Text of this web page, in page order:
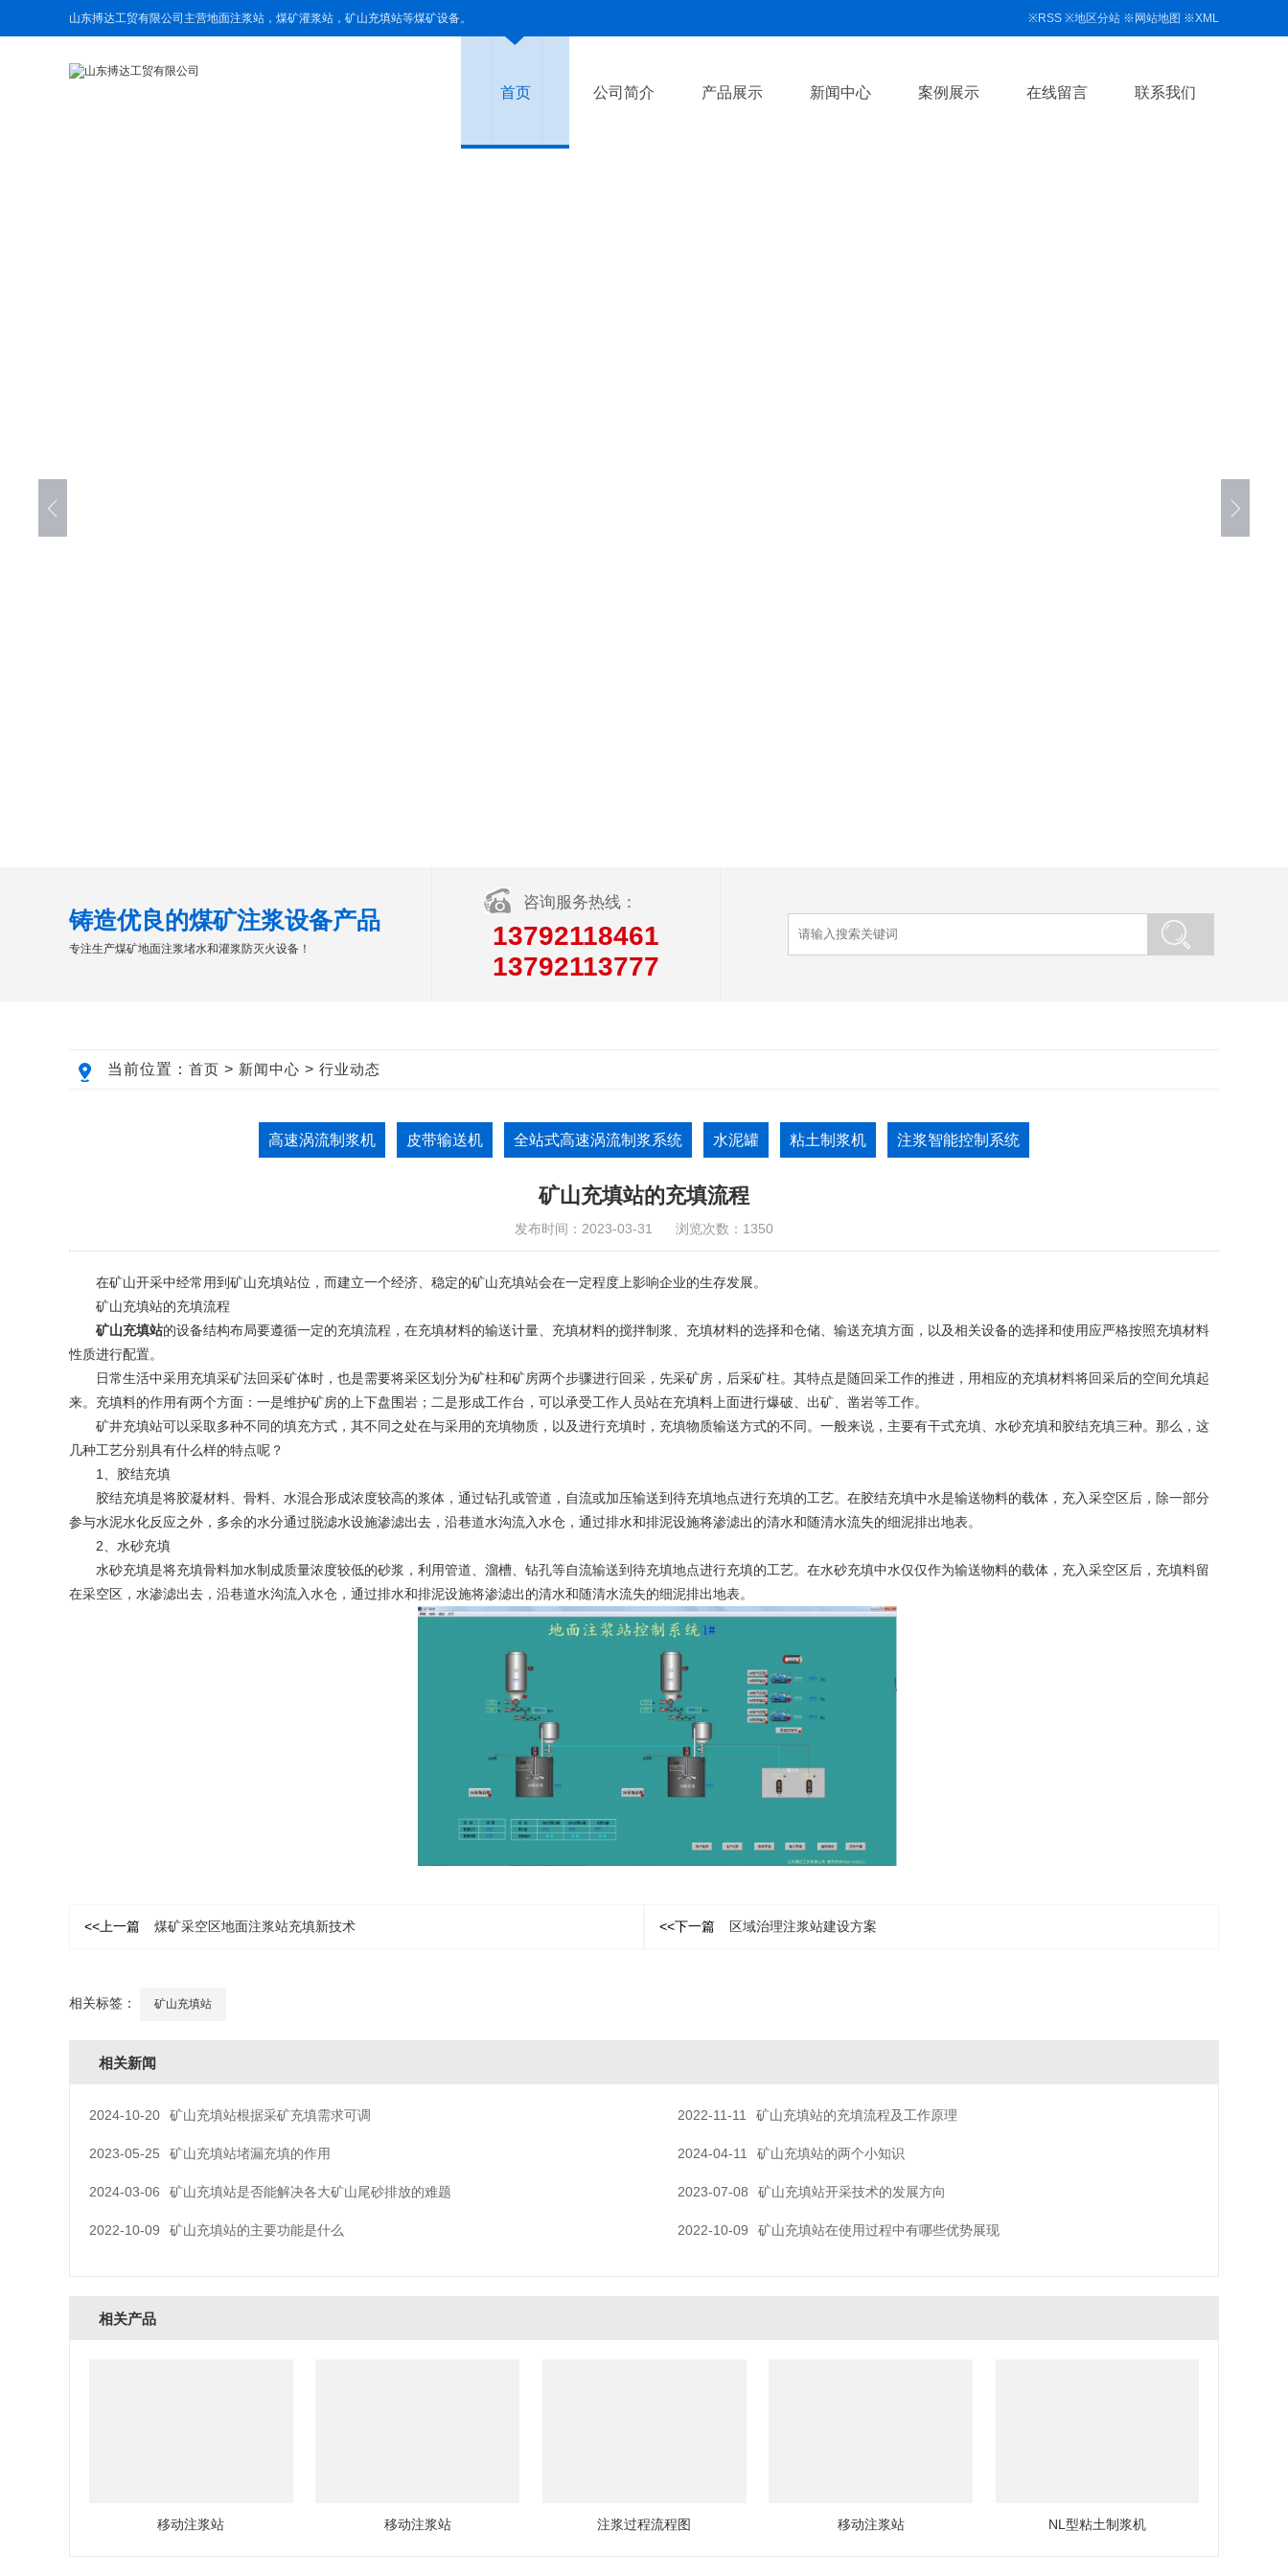
山东搏达工贸有限公司主营地面注浆站，煤矿灌浆站，矿山充填站等煤矿设备。 ※RSS ※地区分站 ※ 网站地图 ※XML
首页 公司简介 产品展示 新闻中心 案例展示 在线留言 联系我们
铸造优良的煤矿注浆设备产品
专注生产煤矿地面注浆堵水和灌浆防灭火设备！
咨询服务热线：
13792118461
13792113777
当前位置： 首页 > 新闻中心 > 行业动态
高速涡流制浆机 皮带输送机 全站式高速涡流制浆系统 水泥罐 粘土制浆机 注浆智能控制系统
矿山充填站的充填流程
发布时间：2023-03-31 浏览次数：1350
在矿山开采中经常用到矿山充填站位，而建立一个经济、稳定的矿山充填站会在一定程度上影响企业的生存发展。
矿山充填站的充填流程
矿山充填站的设备结构布局要遵循一定的充填流程，在充填材料的输送计量、充填材料的搅拌制浆、充填材料的选择和仓储、输送充填方面，以及相关设备的选择和使用应严格按照充填材料
性质进行配置。
日常生活中采用充填采矿法回采矿体时，也是需要将采区划分为矿柱和矿房两个步骤进行回采，先采矿房，后采矿柱。其特点是随回采工作的推进，用相应的充填材料将回采后的空间允填起
来。充填料的作用有两个方面：一是维护矿房的上下盘围岩；二是形成工作台，可以承受工作人员站在充填料上面进行爆破、出矿、凿岩等工作。
矿井充填站可以采取多种不同的填充方式，其不同之处在与采用的充填物质，以及进行充填时，充填物质输送方式的不同。一般来说，主要有干式充填、水砂充填和胶结充填三种。那么，这
几种工艺分别具有什么样的特点呢？
1、胶结充填
胶结充填是将胶凝材料、骨料、水混合形成浓度较高的浆体，通过钻孔或管道，自流或加压输送到待充填地点进行充填的工艺。在胶结充填中水是输送物料的载体，充入采空区后，除一部分
参与水泥水化反应之外，多余的水分通过脱滤水设施渗滤出去，沿巷道水沟流入水仓，通过排水和排泥设施将渗滤出的清水和随清水流失的细泥排出地表。
2、水砂充填
水砂充填是将充填骨料加水制成质量浓度较低的砂浆，利用管道、溜槽、钻孔等自流输送到待充填地点进行充填的工艺。在水砂充填中水仅仅作为输送物料的载体，充入采空区后，充填料留
在采空区，水渗滤出去，沿巷道水沟流入水仓，通过排水和排泥设施将渗滤出的清水和随清水流失的细泥排出地表。
<<上一篇 煤矿采空区地面注浆站充填新技术 <<下一篇 区域治理注浆站建设方案
相关标签： 矿山充填站
相关新闻
2024-10-20 矿山充填站根据采矿充填需求可调 2022-11-11 矿山充填站的充填流程及工作原理
2023-05-25 矿山充填站堵漏充填的作用 2024-04-11 矿山充填站的两个小知识
2024-03-06 矿山充填站是否能解决各大矿山尾砂排放的难题 2023-07-08 矿山充填站开采技术的发展方向
2022-10-09 矿山充填站的主要功能是什么 2022-10-09 矿山充填站在使用过程中有哪些优势展现
相关产品
移动注浆站 移动注浆站 注浆过程流程图 移动注浆站 NL型粘土制浆机